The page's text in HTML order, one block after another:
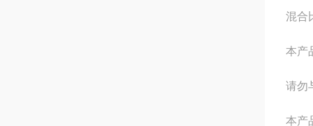
混合
本产
请勿
本产